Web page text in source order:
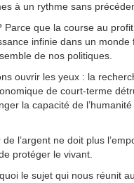
à un rythme sans
Parce que la course au
infinie dans un monde
de nos politiques.
ouvrir les yeux : la
de court-terme
la capacité de
l’argent ne doit plus
protéger le vivant.
le sujet qui nous réunit